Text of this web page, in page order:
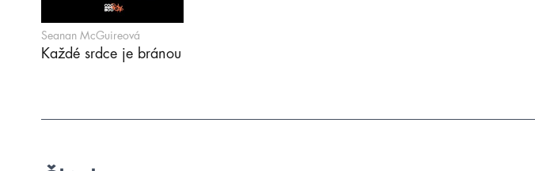
Seanan McGuireová
Každé srdce je bránou